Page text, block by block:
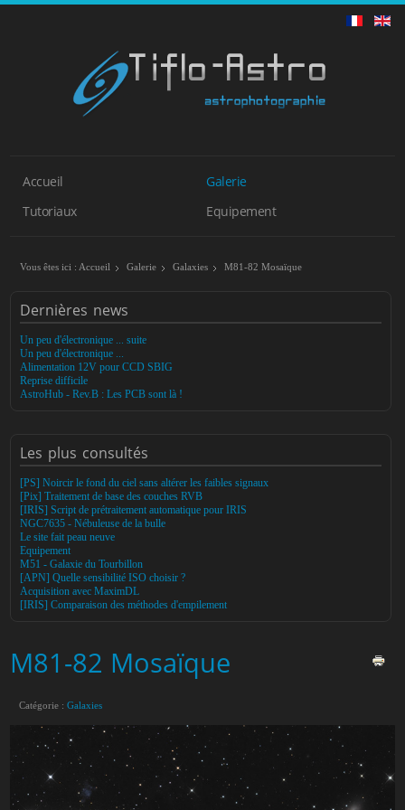
Accueil
Galerie
Tutoriaux
Equipement
Vous êtes ici : Accueil Galerie Galaxies M81-82 Mosaïque
Dernières news
Un peu d'électronique ... suite
Un peu d'électronique ...
Alimentation 12V pour CCD SBIG
Reprise difficile
AstroHub - Rev.B : Les PCB sont là !
Les plus consultés
[PS] Noircir le fond du ciel sans altérer les faibles signaux
[Pix] Traitement de base des couches RVB
[IRIS] Script de prétraitement automatique pour IRIS
NGC7635 - Nébuleuse de la bulle
Le site fait peau neuve
Equipement
M51 - Galaxie du Tourbillon
[APN] Quelle sensibilité ISO choisir ?
Acquisition avec MaximDL
[IRIS] Comparaison des méthodes d'empilement
M81-82 Mosaïque
Catégorie :Galaxies